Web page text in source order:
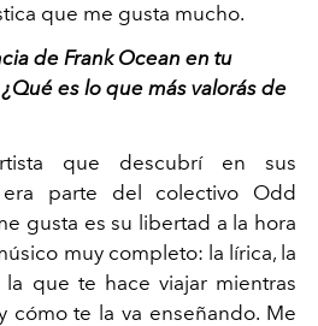
que me gusta mucho.
de Frank Ocean en tu
es lo que más valorás de
que descubrí en sus
era parte del colectivo Odd
gusta es su libertad a la hora
muy completo: la lírica, la
que te hace viajar mientras
cómo te la va enseñando. Me